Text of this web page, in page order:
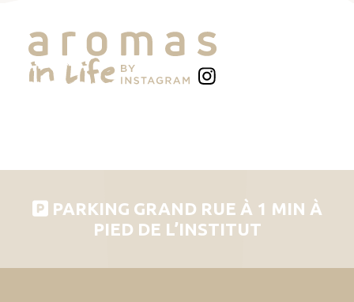
PARKING GRAND RUE À 1 MIN À
PIED DE L’INSTITUT